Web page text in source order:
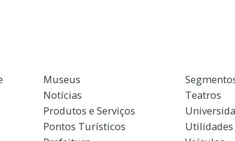
Museus
Notícias
Produtos e Serviços
Pontos Turísticos
Teatros
Utilidades